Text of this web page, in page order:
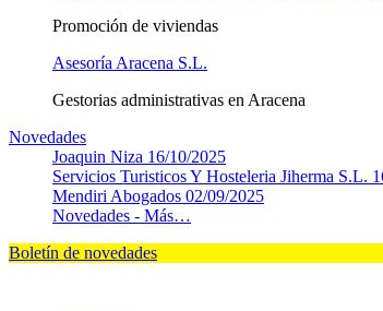
Promoción de viviendas
Asesoría Aracena S.L.
Gestorias administrativas en Aracena
Novedades
Joaquin Niza 16/10/2025
Servicios Turisticos Y Hosteleria Jiherma S.L.
Mendiri Abogados 02/09/2025
Novedades - Más…
Boletín de novedades